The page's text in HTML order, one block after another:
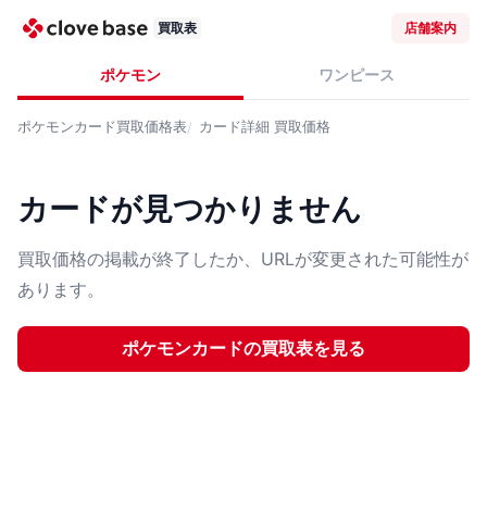
買取表 店舗案内
ポケモン ワンピース
ポケモンカード買取価格表 カード詳細 買取価格
カードが見つかりません
買取価格の掲載が終了したか、URLが変更された可能性が
あります。
ポケモンカードの買取表を見る